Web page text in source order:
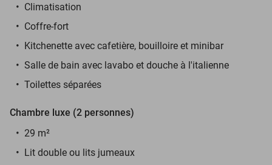
Climatisation
Coffre-fort
Kitchenette avec cafetière, bouilloire et minibar
Salle de bain avec lavabo et douche à l'italienne
Toilettes séparées
Chambre luxe (2 personnes)
29 m²
Lit double ou lits jumeaux